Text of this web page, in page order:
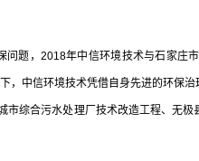
题，2018年中信环境技术与石家庄市
，中信环境技术凭借自身先进的环保
市综合污水处理厂技术改造工程、无